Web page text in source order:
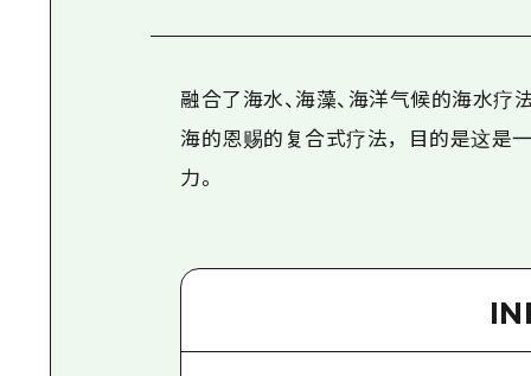
融合了海水、海藻、海洋气候的海水疗
海的恩赐的复合式疗法，目的是这是
力。